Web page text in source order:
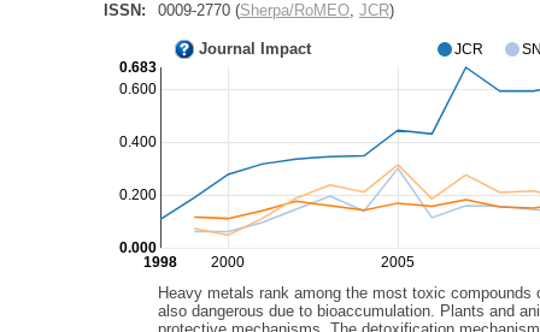
ISSN:
0009-2770 (Sherpa/RoMEO, JCR)
Journal Impact
2000 2005
1998
0.200
0.400
0.600
0.000
0.683
JCR
Heavy metals rank among the most toxic
also dangerous due to bioaccumulation. Plants and